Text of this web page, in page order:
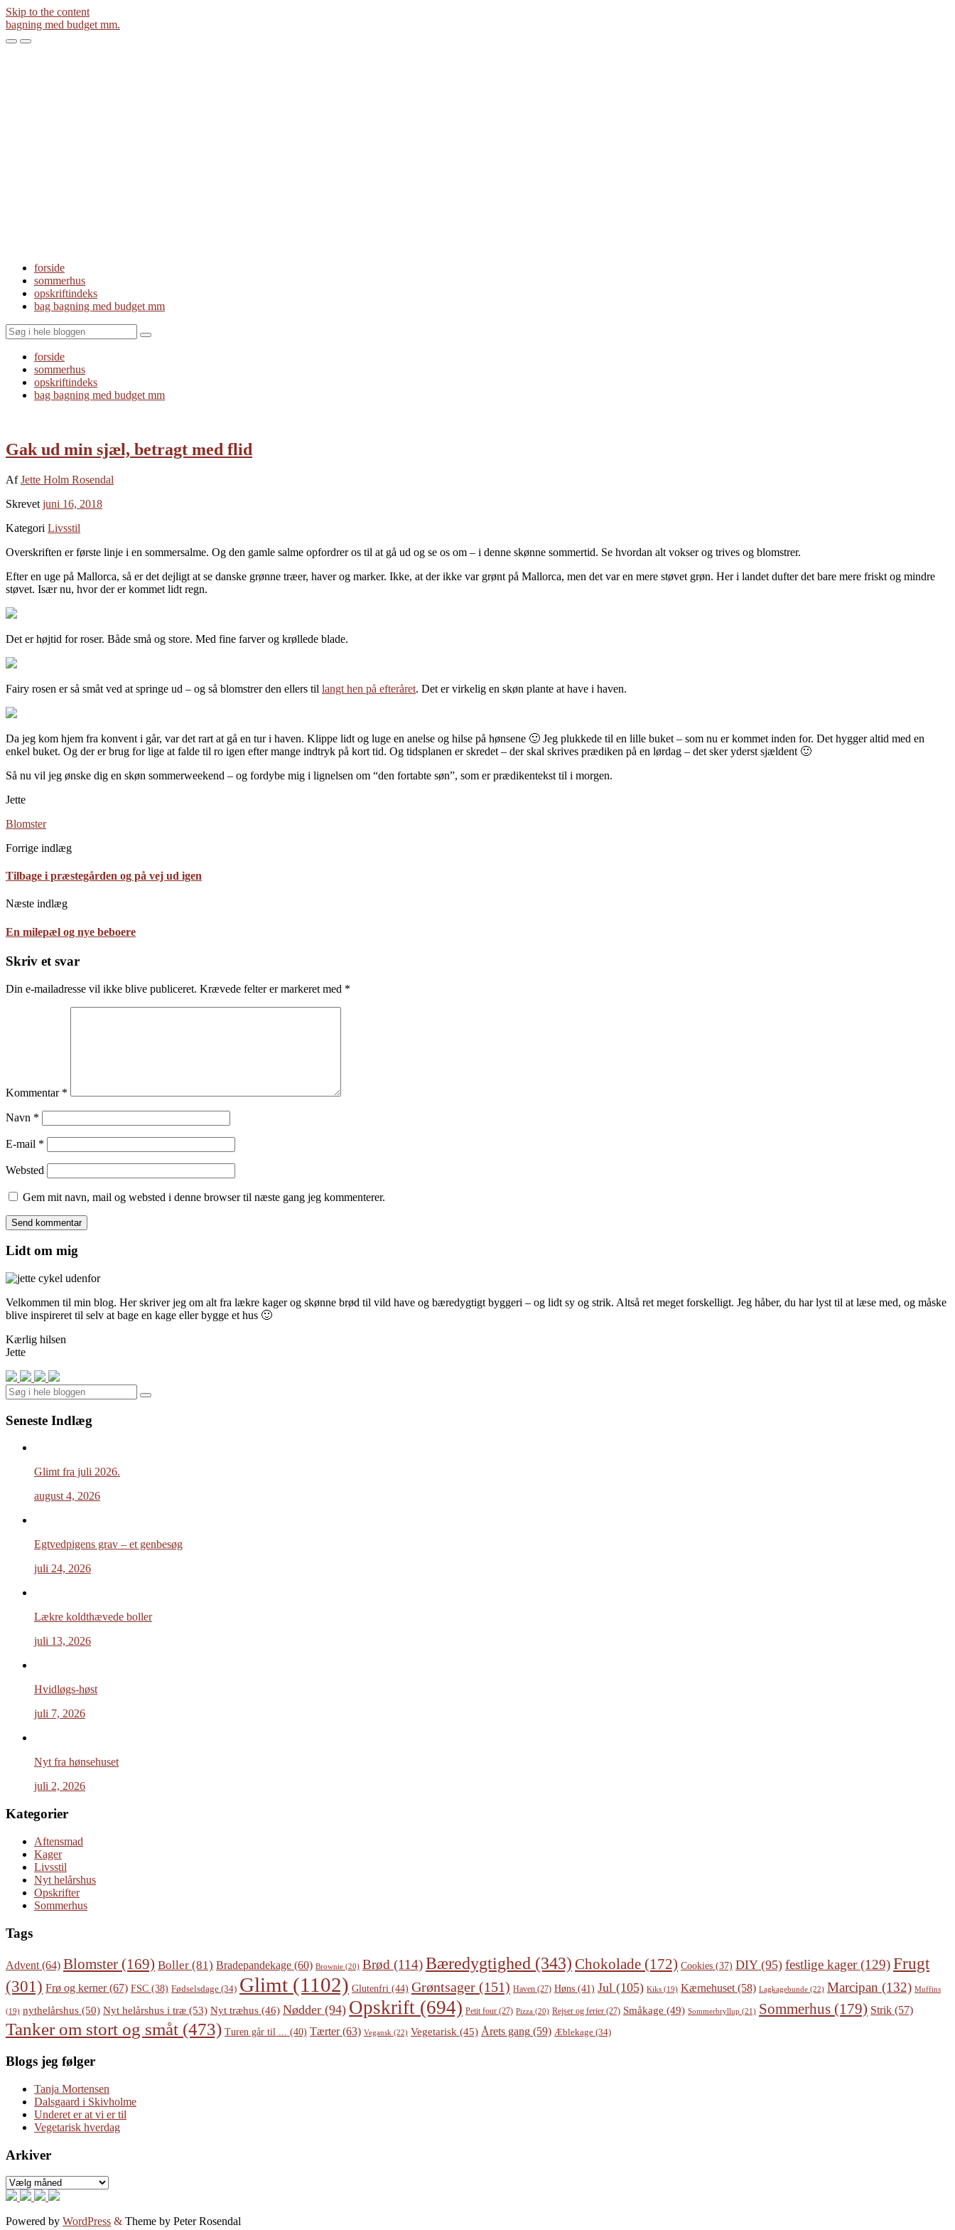
Skip to the content
bagning med budget mm.
ToggleToggle
forside
sommerhus
opskriftindeks
bag bagning med budget mm
Search
forside
sommerhus
opskriftindeks
bag bagning med budget mm
Gak ud min sjæl, betragt med flid
AfJette Holm Rosendal
Skrevet juni 16, 2018
Kategori Livsstil
Overskriften er første linje i en sommersalme. Og den gamle salme opfordrer os til at gå ud og se os om – i denne skønne sommertid. Se hvordan alt vokser og trives og blomstrer.
Efter en uge på Mallorca, så er det dejligt at se danske grønne træer, haver og marker. Ikke, at der ikke var grønt på Mallorca, men det var en mere støvet grøn. Her i landet dufter det bare mere friskt og mindre
støvet. Især nu, hvor der er kommet lidt regn.
Det er højtid for roser. Både små og store. Med fine farver og krøllede blade.
Fairy rosen er så småt ved at springe ud – og så blomstrer den ellers til langt hen på efteråret. Det er virkelig en skøn plante at have i haven.
Da jeg kom hjem fra konvent i går, var det rart at gå en tur i haven. Klippe lidt og luge en anelse og hilse på hønsene 🙂 Jeg plukkede til en lille buket – som nu er kommet inden for. Det hygger altid med en
enkel buket. Og der er brug for lige at falde til ro igen efter mange indtryk på kort tid. Og tidsplanen er skredet – der skal skrives prædiken på en lørdag – det sker yderst sjældent 🙂
Så nu vil jeg ønske dig en skøn sommerweekend – og fordybe mig i lignelsen om “den fortabte søn”, som er prædikentekst til i morgen.
Jette
Blomster
Forrige indlæg
Tilbage i præstegården og på vej ud igen
Næste indlæg
En milepæl og nye beboere
Skriv et svar
Din e-mailadresse vil ikke blive publiceret. Krævede felter er markeret med *
Kommentar *
Navn *
E-mail *
Websted
Gem mit navn, mail og websted i denne browser til næste gang jeg kommenterer.
Lidt om mig
Velkommen til min blog. Her skriver jeg om alt fra lækre kager og skønne brød til vild have og bæredygtigt byggeri – og lidt sy og strik. Altså ret meget forskelligt. Jeg håber, du har lyst til at læse med, og måske
blive inspireret til selv at bage en kage eller bygge et hus 🙂
Kærlig hilsen
Jette
Search
Seneste Indlæg
Glimt fra juli 2026.
august 4, 2026
Egtvedpigens grav – et genbesøg
juli 24, 2026
Lækre koldthævede boller
juli 13, 2026
Hvidløgs-høst
juli 7, 2026
Nyt fra hønsehuset
juli 2, 2026
Kategorier
Aftensmad
Kager
Livsstil
Nyt helårshus
Opskrifter
Sommerhus
Tags
Advent (64) Blomster (169) Boller (81) Bradepandekage (60) Brownie (20) Brød (114)Bæredygtighed (343) Chokolade (172) Cookies (37) DIY(95) festlige kager(129)Frugt
(301) Frø og kerner(67) FSC (38) Fødselsdage (34) Glimt (1102) Glutenfri (44) Grøntsager (151) Haven (27) Høns (41) Jul (105) Kiks (19) Kærnehuset (58) Lagkagebunde (22) Marcipan (132) Muffins
(19) nythelårshus (50) Nyt helårshus i træ (53) Nyt træhus (46) Nødder (94) Opskrift (694) Petit four (27) Pizza (20) Rejser og ferier (27) Småkage (49) Sommerbryllup (21) Sommerhus (179) Strik (57)
Tanker om stort og småt (473) Turen går til ... (40) Tærter(63) Vegansk (22) Vegetarisk (45) Årets gang (59) Æblekage (34)
Blogs jeg følger
Tanja Mortensen
Dalsgaard i Skivholme
Underet er at vi er til
Vegetarisk hverdag
Arkiver
Arkiver
Powered by WordPress & Theme by Peter Rosendal